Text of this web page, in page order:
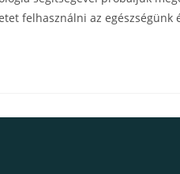
felhasználni az egészségünk